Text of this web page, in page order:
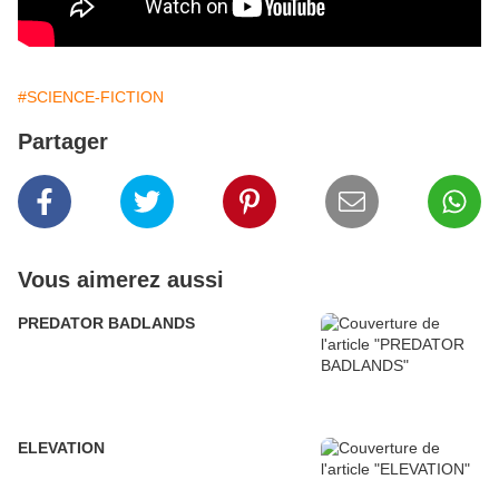
#SCIENCE-FICTION
Partager
Vous aimerez aussi
PREDATOR BADLANDS
ELEVATION